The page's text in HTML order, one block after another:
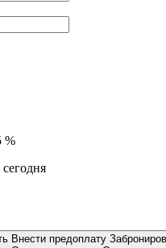
%
Внести предоплату